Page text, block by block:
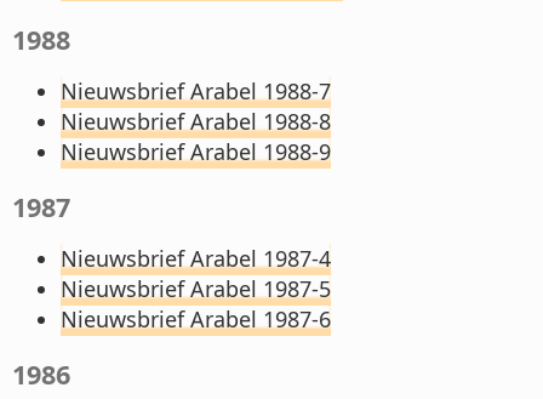
1988
Nieuwsbrief Arabel 1988-7
Nieuwsbrief Arabel 1988-8
Nieuwsbrief Arabel 1988-9
1987
Nieuwsbrief Arabel 1987-4
Nieuwsbrief Arabel 1987-5
Nieuwsbrief Arabel 1987-6
1986